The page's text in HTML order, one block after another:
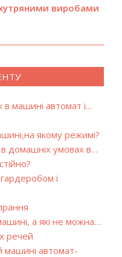
виробами
в машині автомат і…
якому режимі?
домашніх умовах в…
і
а які не можна…
речей
машині автомат-